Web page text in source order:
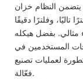
يتضمن النظام خزان
وفلترًا دقيقًا
بفضل هيكله
المستخدمين في
لعمليات تصنيع
فعّالة.